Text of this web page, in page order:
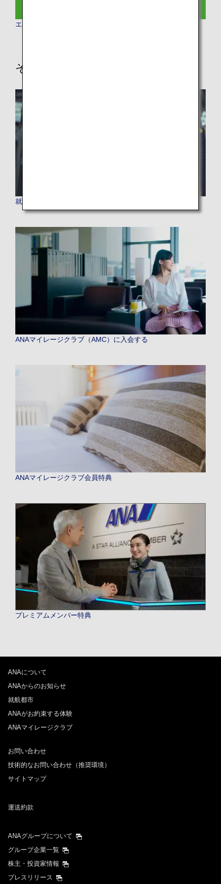
エコノミークラス
その他の情報
就航都市
ANAマイレージクラブ（AMC）に入会する
ANAマイレージクラブ会員特典
プレミアムメンバー特典
ANAについて
ANAからのお知らせ
就航都市
ANAがお約束する体験
ANAマイレージクラブ
お問い合わせ
技術的なお問い合わせ（推奨環境）
サイトマップ
運送約款
ANAグループについて
グループ企業一覧
株主・投資家情報
プレスリリース